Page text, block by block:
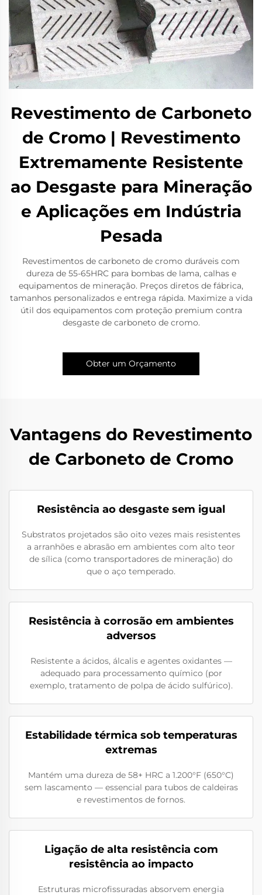
Revestimento de Carboneto
de Cromo | Revestimento
Extremamente Resistente
ao Desgaste para Mineração
e Aplicações em Indústria
Pesada
Revestimentos de carboneto de cromo duráveis com
dureza de 55-65HRC para bombas de lama, calhas e
equipamentos de mineração. Preços diretos de fábrica,
tamanhos personalizados e entrega rápida. Maximize a vida
útil dos equipamentos com proteção premium contra
desgaste de carboneto de cromo.
Obter um Orçamento
Vantagens do Revestimento
de Carboneto de Cromo
Resistência ao desgaste sem igual
Substratos projetados são oito vezes mais resistentes
a arranhões e abrasão em ambientes com alto teor
de sílica (como transportadores de mineração) do
que o aço temperado.
Resistência à corrosão em ambientes
adversos
Resistente a ácidos, álcalis e agentes oxidantes —
adequado para processamento químico (por
exemplo, tratamento de polpa de ácido sulfúrico).
Estabilidade térmica sob temperaturas
extremas
Mantém uma dureza de 58+ HRC a 1.200°F (650°C)
sem lascamento — essencial para tubos de caldeiras
e revestimentos de fornos.
Ligação de alta resistência com
resistência ao impacto
Estruturas microfissuradas absorvem energia